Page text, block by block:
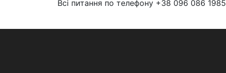
Всі питання по телефону +38 096 086 1985